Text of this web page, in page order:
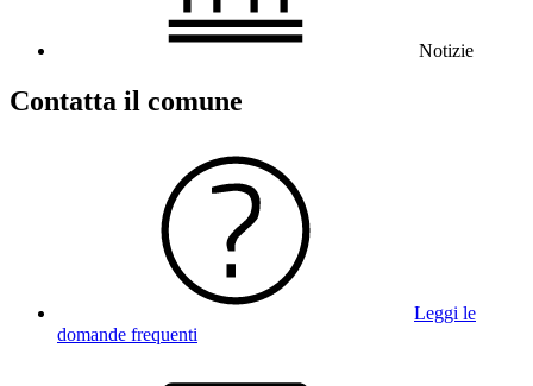
Notizie
Contatta il comune
Leggi le
domande frequenti